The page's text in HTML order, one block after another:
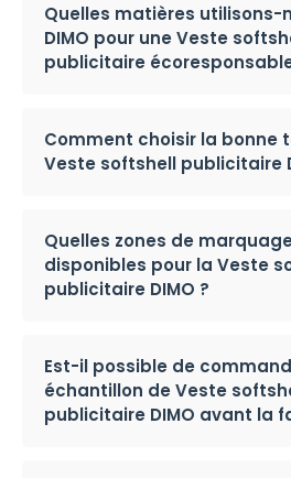
Quelles matières utilisons-
DIMO pour une Veste
publicitaire
Comment choisir la bonne
Veste softshell publicitaire
Quelles zones de
disponibles pour la Veste
publicitaire DIMO ?
Est-il possible de
échantillon de Veste
publicitaire DIMO avant la